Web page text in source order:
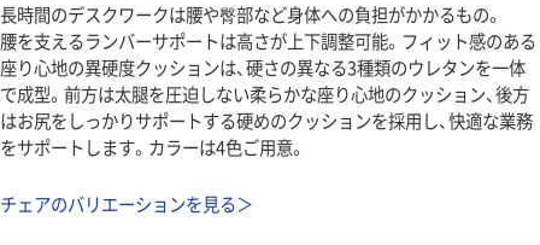
長時間のデスクワークは腰や臀部など身体への負担がかかるもの。
腰を支えるランバーサポートは高さが上下調整可能。フィット感のある
座り心地の異硬度クッションは、硬さの異なる3種類のウレタンを一体
で成型。前方は太腿を圧迫しない柔らかな座り心地のクッション、後方
はお尻をしっかりサポートする硬めのクッションを採用し、快適な業務
をサポートします。カラーは4色ご用意。
チェアのバリエーションを見る＞